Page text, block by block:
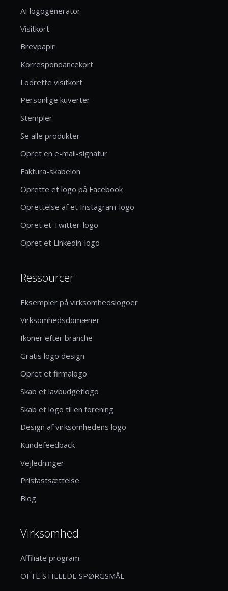
AI logogenerator
Visitkort
Brevpapir
Korrespondancekort
Lodrette visitkort
Personlige kuverter
Stempler
Se alle produkter
Opret en e-mail-signatur
Faktura-skabelon
Oprette et logo på Facebook
Oprettelse af et Instagram-logo
Opret et Twitter-logo
Opret et Linkedin-logo
Ressourcer
Eksempler på virksomhedslogoer
Virksomhedsdomæner
Ikoner efter branche
Gratis logo design
Opret et firmalogo
Skab et lavbudgetlogo
Skab et logo til en forening
Design af virksomhedens logo
Kundefeedback
Vejledninger
Prisfastsættelse
Blog
Virksomhed
Affiliate program
OFTE STILLEDE SPØRGSMÅL